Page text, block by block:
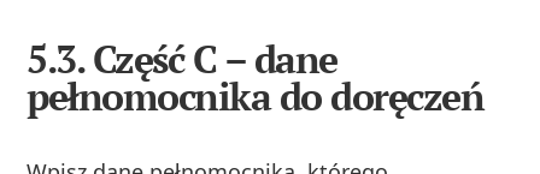
5.3. Część C – dane
pełnomocnika do doręczeń